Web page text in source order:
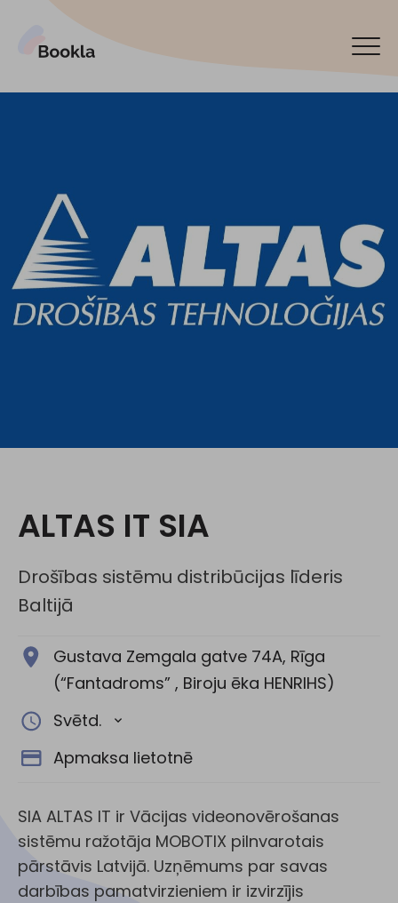
ALTAS IT SIA
Drošības sistēmu distribūcijas līderis
Baltijā
Gustava Zemgala gatve 74A, Rīga
(“Fantadroms” , Biroju ēka HENRIHS)
Svētd.
Apmaksa lietotnē
SIA ALTAS IT ir Vācijas videonovērošanas
sistēmu ražotāja MOBOTIX pilnvarotais
pārstāvis Latvijā. Uzņēmums par savas
darbības pamatvirzieniem ir izvirzījis
English
Español